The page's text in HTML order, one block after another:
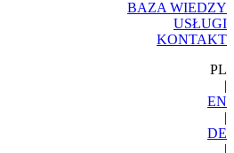
BAZA WIEDZY
USŁUGI
KONTAKT
PL
|
EN
|
DE
|